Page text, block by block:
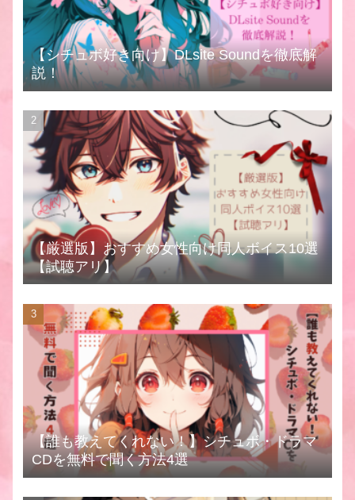
【シチュボ好き向け】DLsite Soundを徹底解
説！
【厳選版】おすすめ女性向け同人ボイス10選
【試聴アリ】
【誰も教えてくれない！】シチュボ・ドラマ
CDを無料で聞く方法4選